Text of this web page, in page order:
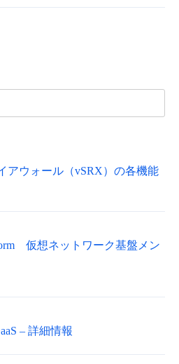
アウォール（vSRX）の各機能
仮想ネットワーク基盤メン
– 詳細情報